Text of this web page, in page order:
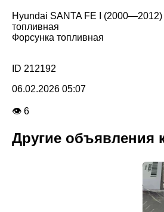
Hyundai SANTA FE I (2000—2012)
топливная
Форсунка топливная
ID 212192
06.02.2026 05:07
👁 6
Другие объявления